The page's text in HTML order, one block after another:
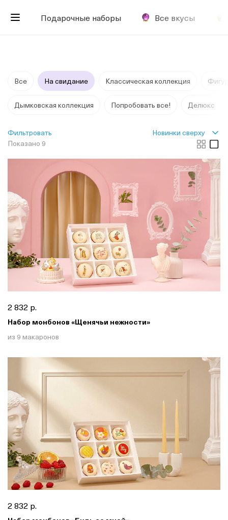
Подарочные наборы Все вкусы
Все На свидание Классическая коллекция
Дымковская коллекция Попробовать все! Делюкс
Показано 9
Фильтровать Новинки сверху
2 832 р.
Набор монбонов «Щенячьи нежности»
из 9 макаронов
2 832 р.